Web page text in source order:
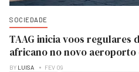
SOCIEDADE
TAAG inicia voos regulares
africano no novo aeroporto
BY LUISA FEV 09